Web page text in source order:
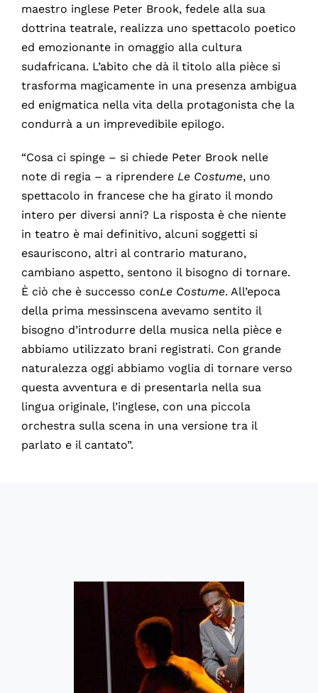
maestro inglese Peter Brook, fedele alla sua
dottrina teatrale, realizza uno spettacolo poetico
ed emozionante in omaggio alla cultura
sudafricana. L’abito che dà il titolo alla pièce si
trasforma magicamente in una presenza ambigua
ed enigmatica nella vita della protagonista che la
condurrà a un imprevedibile epilogo.
“Cosa ci spinge – si chiede Peter Brook nelle
note di regia – a riprendere Le Costume, uno
spettacolo in francese che ha girato il mondo
intero per diversi anni? La risposta è che niente
in teatro è mai definitivo, alcuni soggetti si
esauriscono, altri al contrario maturano,
cambiano aspetto, sentono il bisogno di tornare.
È ciò che è successo conLe Costume. All’epoca
della prima messinscena avevamo sentito il
bisogno d’introdurre della musica nella pièce e
abbiamo utilizzato brani registrati. Con grande
naturalezza oggi abbiamo voglia di tornare verso
questa avventura e di presentarla nella sua
lingua originale, l’inglese, con una piccola
orchestra sulla scena in una versione tra il
parlato e il cantato”.